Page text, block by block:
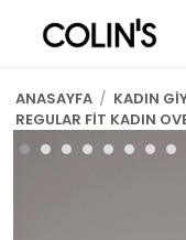
ANASAYFA / KADIN
REGULAR FİT KADIN